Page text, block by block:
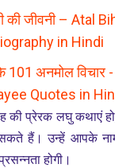
की जीवनी – Atal
in Hindi
101 अनमोल
Quotes in
की प्रेरक लघु कथाएं
हैं। उन्हें आपके
होगी।